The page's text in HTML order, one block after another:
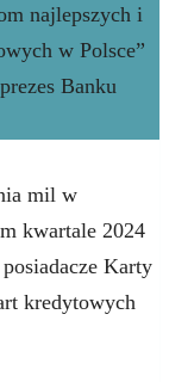
najlepszych i
w Polsce”
Banku
mil w
kwartale 2024
Karty
kredytowych